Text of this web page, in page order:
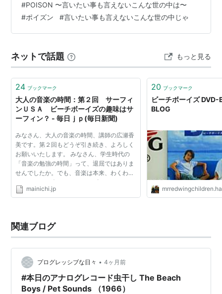
#POISON 〜言いたい事も言えないこんな世の中は〜
#ポイズン #言いたい事も言えないこんな世の中じゃ
ネットで話題 もっと見る
24 ブックマーク
大人の音楽の時間：第２回 サーフィ
ンＵＳＡ ビーチボーイズの趣味はサ
ーフィン？ - 毎日ｊｐ(毎日新聞)
みなさん、大人の音楽の時間、講師の広瀬香
美です。第２回もどうぞ引き続き、よろしく
お願いいたします。 みなさん、学生時代の
「音楽の勉強の時間」って、退屈ではありま
せんでしたか。でも、音楽は本来、わくわ
く、どきどき楽しいもののはず。だからこ
そ、みなさまに、一緒に楽しく「音楽の勉
mainichi.jp
20 ブックマーク
ビーチボーイズ DVD-
BLOG
関連ブログ
プログレッシブな日々 • 4ヶ月前
#本日のアナログレコード虫干し The Beach
Boys / Pet Sounds （1966）